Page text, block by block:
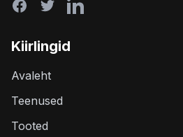
Kiirlingid
Avaleht
Teenused
Tooted